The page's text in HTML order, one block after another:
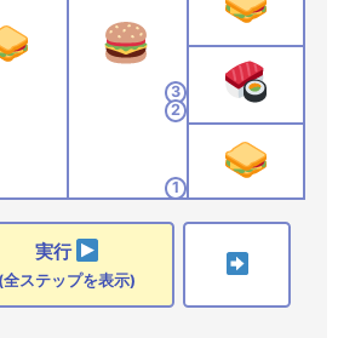
2
3
1
実行
(全ステップを表示)